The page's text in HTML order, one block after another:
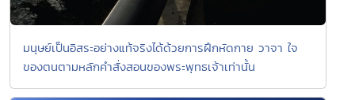
มนุษย์เป็นอิสระอย่างแท้จริงได้ด้วยการฝึกหัดกาย วาจา ใจ
ของตนตามหลักคำสั่งสอนของพระพุทธเจ้าเท่านั้น